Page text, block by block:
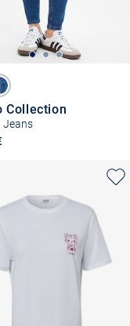
Collection
Jeans